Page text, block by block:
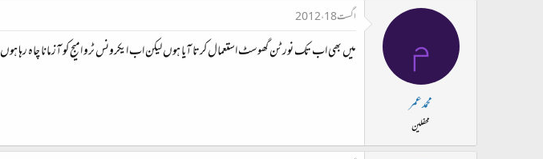
م
محمدعمر
محفلین
اگست 18، 2012
میں بھی اب تک نورٹن گھوسٹ استعمال کرتا آیا ہوں لیکن اب ایکرونس ٹرو امیج کو آزمانا چاہ رہا ہوں